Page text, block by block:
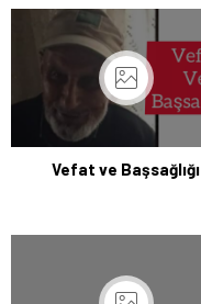
Vefat ve Başsağlığı